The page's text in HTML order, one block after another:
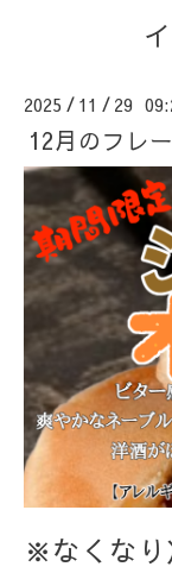
2025 / 11 / 29
12月のフレ
※なくなり